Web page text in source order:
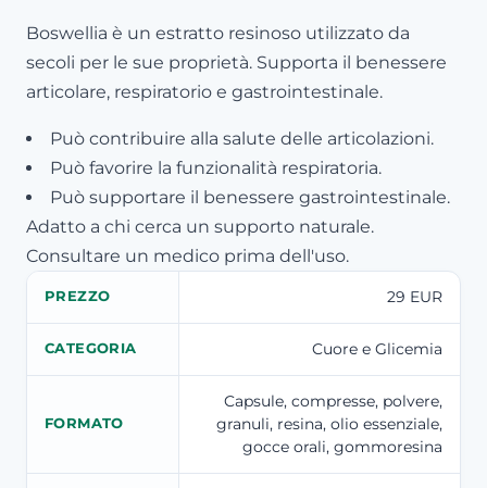
Boswellia è un estratto resinoso utilizzato da
secoli per le sue proprietà. Supporta il benessere
articolare, respiratorio e gastrointestinale.
Può contribuire alla salute delle articolazioni.
Può favorire la funzionalità respiratoria.
Può supportare il benessere gastrointestinale.
Adatto a chi cerca un supporto naturale.
Consultare un medico prima dell'uso.
PREZZO 29 EUR
CATEGORIA Cuore e Glicemia
FORMATO
Capsule, compresse, polvere,
granuli, resina, olio essenziale,
gocce orali, gommoresina